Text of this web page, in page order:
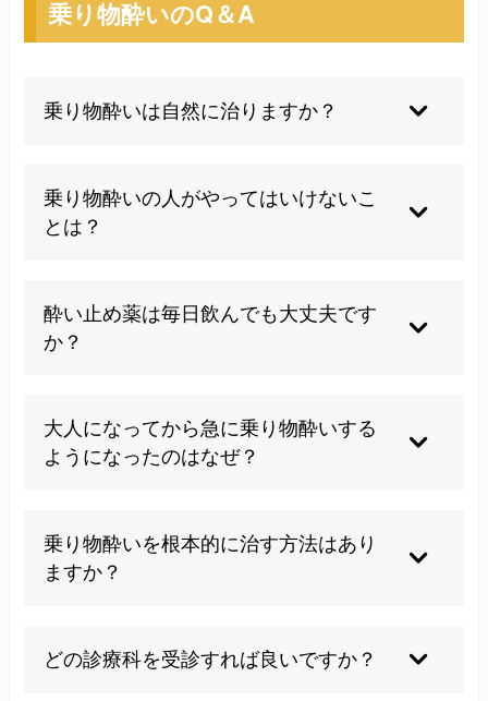
乗り物酔いのQ＆A
乗り物酔いは自然に治りますか？
ですが、大人の場合は適切なアプローチなしに自
然治癒することは少ないです。根本原因を特定
乗り物酔いの人がやってはいけないこ
とは？
乗車、睡眠不足での移動は避けましょう。また、
「酔うかも」という不安を強く持ちすぎることも
症状を悪化させます。
酔い止め薬は毎日飲んでも大丈夫です
か？
があります。薬に依存せず、根本的な体質改善を
目指すことをお勧めします。当院では薬に頼らな
い改善方法をご提案しています。
大人になってから急に乗り物酔いする
ようになったのはなぜ？
れなどが原因として考えられます。生活習慣の変
化や体質の変化を詳しく分析し、個別の原因を特
定することが大切です。
乗り物酔いを根本的に治す方法はあり
ますか？
勢の改善、バランス感覚の向上など、体質そのも
のにアプローチすることで、薬に頼らない改善を
どの診療科を受診すれば良いですか？